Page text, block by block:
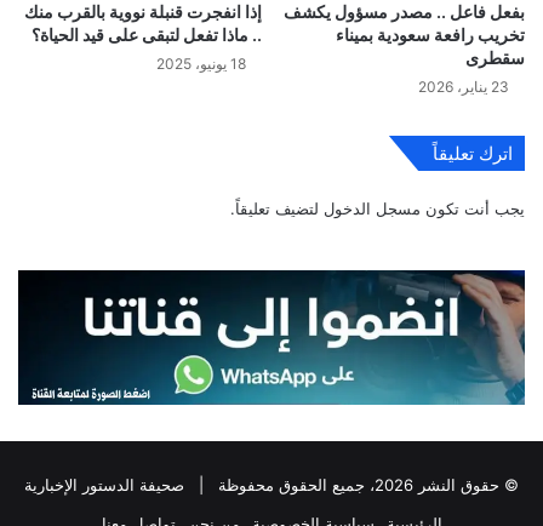
بفعل فاعل .. مصدر مسؤول يكشف
تخريب رافعة سعودية بميناء
سقطرى
23 يناير، 2026
إذا انفجرت قنبلة نووية بالقرب منك
.. ماذا تفعل لتبقى على قيد الحياة؟
18 يونيو، 2025
اترك تعليقاً
يجب أنت تكون مسجل الدخول لتضيف تعليقاً.
© حقوق النشر 2026، جميع الحقوق محفوظة |
صحيفة الدستور الإخبارية